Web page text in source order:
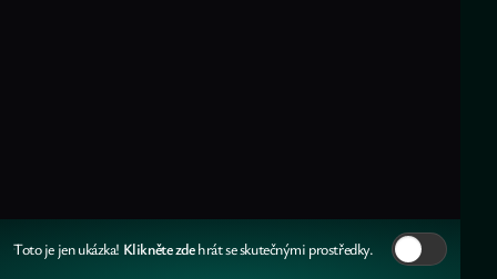
Toto je jen ukázka! Klikněte zdehrát se skutečnými prostředky.